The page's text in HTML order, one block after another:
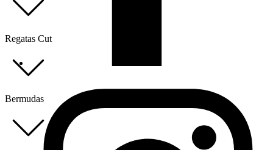
Regatas Cut
Bermudas